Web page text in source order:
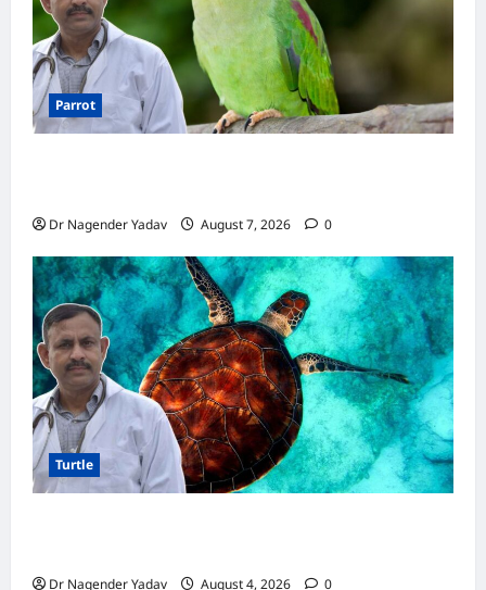
Parrot
Dr Nagender Yadav August 7, 2026 0
Turtle
Dr Nagender Yadav August 4, 2026 0